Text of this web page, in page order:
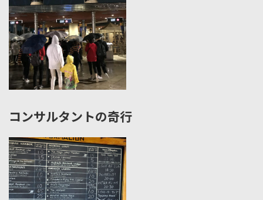
コンサルタントの奇行